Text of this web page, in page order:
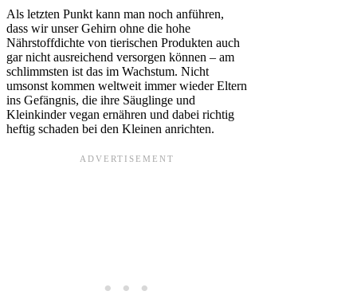
Als letzten Punkt kann man noch anführen,
dass wir unser Gehirn ohne die hohe
Nährstoffdichte von tierischen Produkten auch
gar nicht ausreichend versorgen können – am
schlimmsten ist das im Wachstum. Nicht
umsonst kommen weltweit immer wieder Eltern
ins Gefängnis, die ihre Säuglinge und
Kleinkinder vegan ernähren und dabei richtig
heftig schaden bei den Kleinen anrichten.